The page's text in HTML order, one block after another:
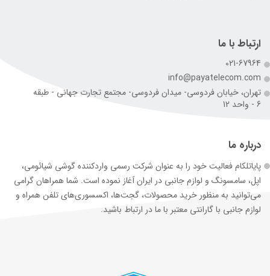
ارتباط با ما
021-67964
info@payatelecom.com
تهران، خیابان فردوسی- میدان فردوسی- مجتمع تجارت جهانی - طبقه
6 - واحد 12
درباره ما
پایاتلکام فعالیت خود را به عنوان شرکت رسمی وارد‌کننده گوشی شیائومی،
اپل، سامسونگ و لوازم جانبی در ایران آغاز نموده است. شما همراهان گرامی
می‌توانید به منظور خرید محصولات، گجت‌ها، اکسسوری‌های تلفن همراه و
لوازم جانبی با گارانتی معتبر با ما در ارتباط باشید.